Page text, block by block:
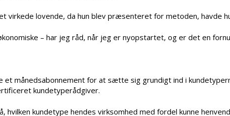
virkede lovende, da hun blev præsenteret for metoden, havde
– har jeg råd, når jeg er nyopstartet, og er det en
et månedsabonnement for at sætte sig grundigt ind i
kundetyperådgiver.
hvilken kundetype hendes virksomhed med fordel kunne